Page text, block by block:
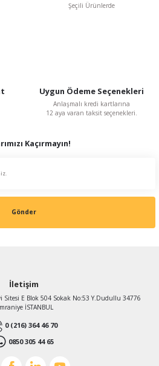
Şeçili Ürünlerde
Uygun Ödeme Seçenekleri
Anlaşmalı kredi kartlarına
12 aya varan taksit seçenekleri.
Kaçırmayın!
Gönder
İletişim
Sitesi E Blok 504 Sokak No:53 Y.Dudullu 34776
İSTANBUL
0 (216) 364 46 70
0850 305 44 65